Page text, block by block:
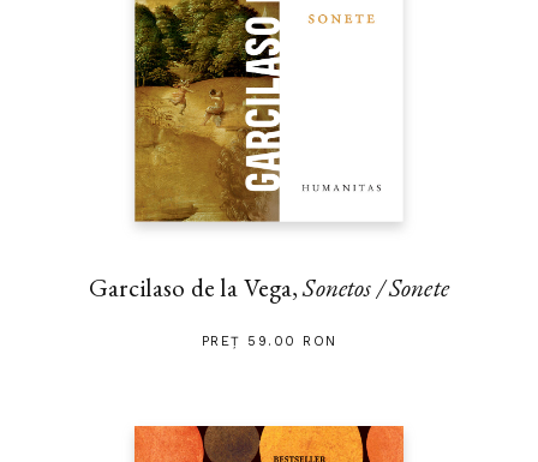
Garcilaso de la Vega,Sonetos / Sonete
PREȚ 59.00 RON